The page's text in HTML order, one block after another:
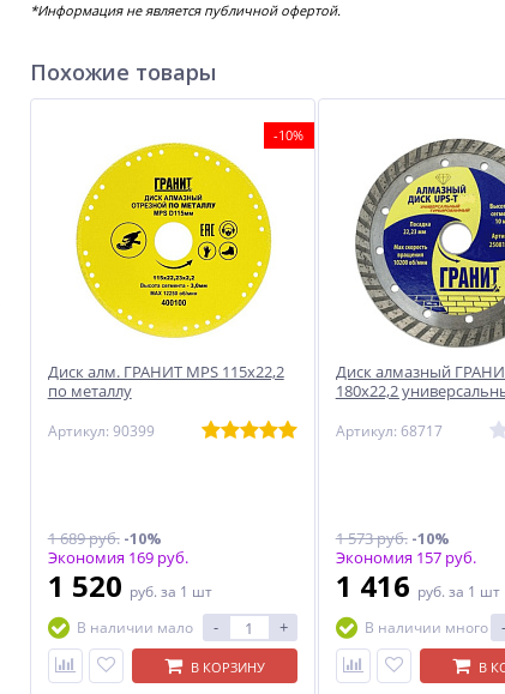
*Информация не является публичной офертой.
Похожие товары
-10%
Диск алм. ГРАНИТ MPS 115х22,2
по металлу
Артикул: 90399
1 689 руб.-10%
Экономия 169 руб.
1 520 руб. за 1 шт
В наличии мало
- +
В КОРЗИНУ
Диск алмазный
180х22,2
Артикул: 68717
1 573 руб.-10%
Экономия 157 руб.
1 416 руб. за 1 шт
В наличии много
-
В